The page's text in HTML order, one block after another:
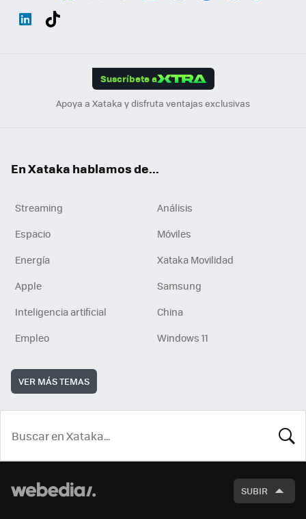
Suscríbete a
Apoya a Xataka y disfruta ventajas exclusivas
En Xataka hablamos de...
Streaming
Análisis
Espacio
Móviles
Energía
Xataka Movilidad
Apple
Samsung
Inteligencia artificial
China
Empleo
Windows 11
VER MÁS TEMAS
SUBIR